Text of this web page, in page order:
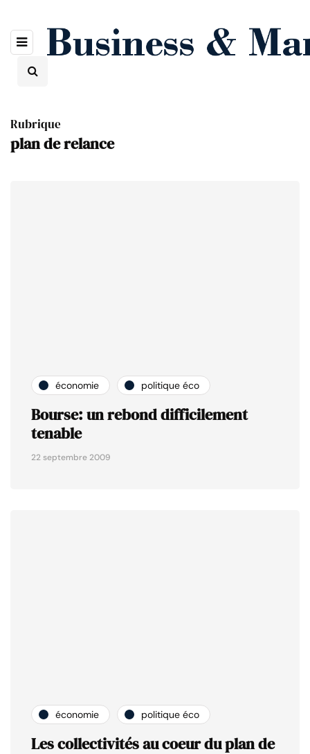
Rubrique
plan de relance
économie politique éco
Bourse: un rebond difficilement
tenable
22 septembre 2009
économie politique éco
Les collectivités au coeur du plan de